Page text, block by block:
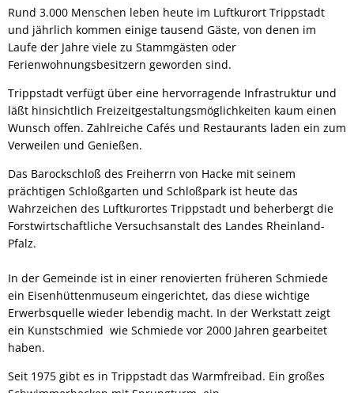
Rund 3.000 Menschen leben heute im Luftkurort Trippstadt
und jährlich kommen einige tausend Gäste, von denen im
Laufe der Jahre viele zu Stammgästen oder
Ferienwohnungsbesitzern geworden sind.
Trippstadt verfügt über eine hervorragende Infrastruktur und
läßt hinsichtlich Freizeitgestaltungsmöglichkeiten kaum einen
Wunsch offen. Zahlreiche Cafés und Restaurants laden ein zum
Verweilen und Genießen.
Das Barockschloß des Freiherrn von Hacke mit seinem
prächtigen Schloßgarten und Schloßpark ist heute das
Wahrzeichen des Luftkurortes Trippstadt und beherbergt die
Forstwirtschaftliche Versuchsanstalt des Landes Rheinland-
Pfalz.
In der Gemeinde ist in einer renovierten früheren Schmiede
ein Eisenhüttenmuseum eingerichtet, das diese wichtige
Erwerbsquelle wieder lebendig macht. In der Werkstatt zeigt
ein Kunstschmied wie Schmiede vor 2000 Jahren gearbeitet
haben.
Seit 1975 gibt es in Trippstadt das Warmfreibad. Ein großes